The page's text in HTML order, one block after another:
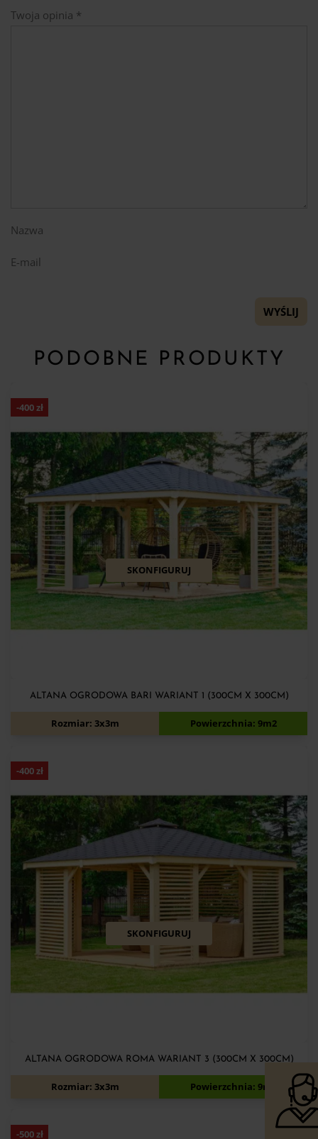
Twoja opinia *
Nazwa
E-mail
PODOBNE PRODUKTY
-400zł
SKONFIGURUJ
ALTANA OGRODOWA BARI WARIANT 1 (300CM X 300CM)
4 990 4 590zł
Rozmiar: 3x3m Powierzchnia: 9m2
-400zł
SKONFIGURUJ
ALTANA OGRODOWA ROMA WARIANT 3 (300CM X 300CM)
6 530 6 130zł
Rozmiar: 3x3m Powierzchnia: 9m2
-500zł